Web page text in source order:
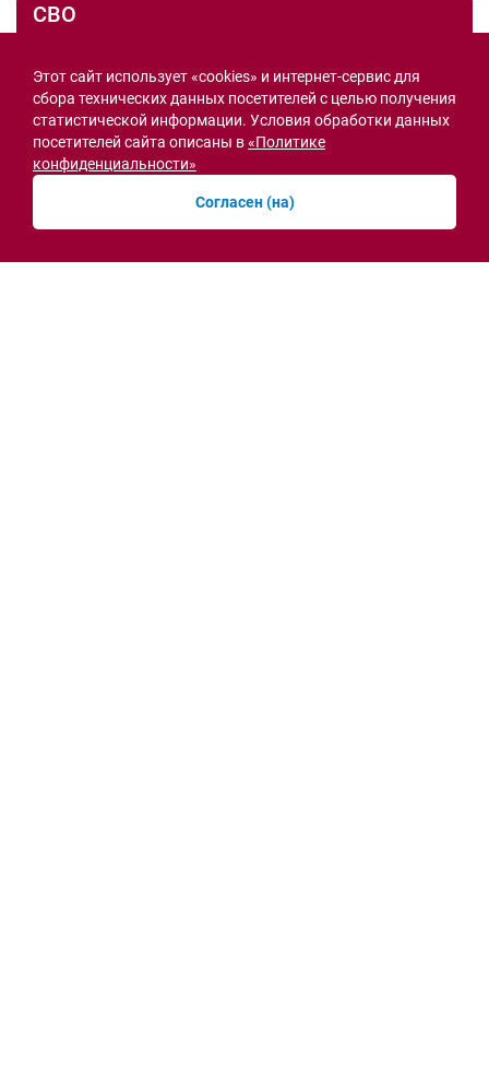
СВО
Этот сайт использует «cookies» и интернет-сервис для
сбора технических данных посетителей с целью получения
статистической информации. Условия обработки данных
посетителей сайта описаны в«Политике
конфиденциальности»
Согласен (на)